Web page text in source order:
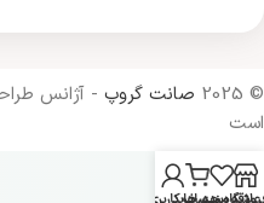
© 2025 صانت گروپ - آژانس
است